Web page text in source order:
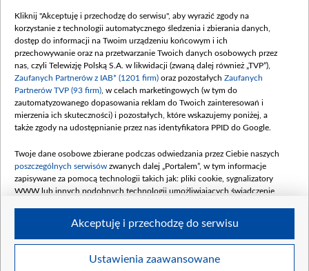
(wpłata wrzesień 100 mln, październik 350
mln, listopad 265 mln)
Dofinansowanie 48 862 000,00 PLN
Data podpisania umowy: GRUDZIEŃ 2025
(wpłata grudzień 60,548 mln)
Dofinansowanie 900 000 000,00 PLN
Data podpisania umowy: LUTY 2026 (wpłata
kwiecień 180 mln, 7 maja 180 mln, 8
czerwca 90 mln)
Dofinansowanie 250 000 000,00 PLN
4 sierpnia 250 mln
Kliknij "Akceptuję i przechodzę do serwisu", aby wyrazić zgody na
korzystanie z technologii automatycznego śledzenia i zbierania danych,
dostęp do informacji na Twoim urządzeniu końcowym i ich
przechowywanie oraz na przetwarzanie Twoich danych osobowych przez
nas, czyli Telewizję Polską S.A. w likwidacji (zwaną dalej również „TVP”),
Zaufanych Partnerów z IAB* (1201 firm) oraz pozostałych Zaufanych
Partnerów TVP (93 firm) , w celach marketingowych (w tym do
zautomatyzowanego dopasowania reklam do Twoich zainteresowań i
mierzenia ich skuteczności) i pozostałych, które wskazujemy poniżej, a
także zgody na udostępnianie przez nas identyfikatora PPID do Google.
Twoje dane osobowe zbierane podczas odwiedzania przez Ciebie naszych
poszczególnych serwisów zwanych dalej „Portalem”, w tym informacje
zapisywane za pomocą technologii takich jak: pliki cookie, sygnalizatory
WWW lub innych podobnych technologii umożliwiających świadczenie
Twoje dane osobowe zbierane podczas odwiedzania przez Ciebie
Ustawienia zaawansowane
Akceptuję i przechodzę do serwisu